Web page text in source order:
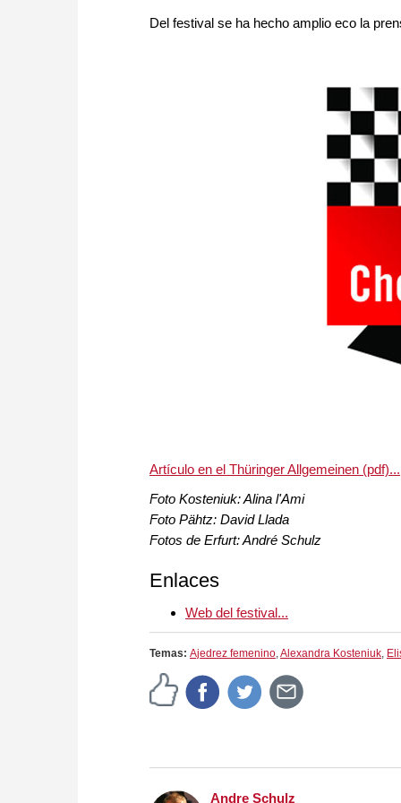
Del festival se ha hecho amplio eco la
Artículo en el Thüringer Allgemeinen (pdf)...
Foto Kosteniuk: Alina l'Ami
Foto Pähtz: David Llada
Fotos de Erfurt: André Schulz
Enlaces
Web del festival...
Temas: Ajedrez femenino,Alexandra Kosteniuk,
Andre Schulz